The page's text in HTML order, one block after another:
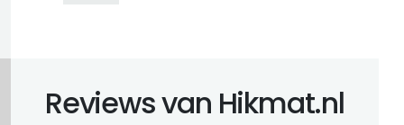
Reviews van Hikmat.nl